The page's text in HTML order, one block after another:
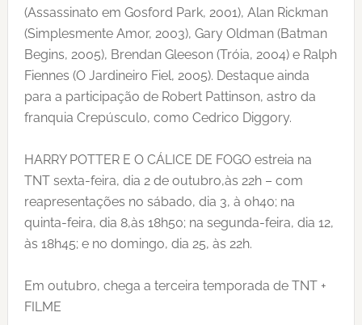
(Assassinato em Gosford Park, 2001), Alan Rickman
(Simplesmente Amor, 2003), Gary Oldman (Batman
Begins, 2005), Brendan Gleeson (Tróia, 2004) e Ralph
Fiennes (O Jardineiro Fiel, 2005). Destaque ainda
para a participação de Robert Pattinson, astro da
franquia Crepúsculo, como Cedrico Diggory.
HARRY POTTER E O CÁLICE DE FOGO estreia na
TNT sexta-feira, dia 2 de outubro,às 22h – com
reapresentações no sábado, dia 3, à 0h40; na
quinta-feira, dia 8,às 18h50; na segunda-feira, dia 12,
às 18h45; e no domingo, dia 25, às 22h.
Em outubro, chega a terceira temporada de TNT +
FILME